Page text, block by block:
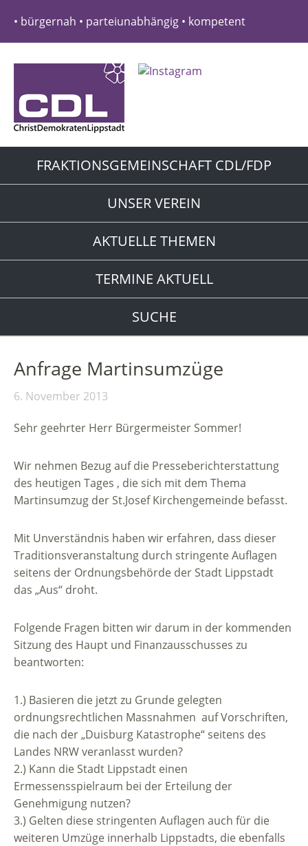
• bürgernah • parteiunabhängig • kompetent
FRAKTIONSGEMEINSCHAFT CDL/FDP
UNSER VEREIN
AKTUELLE THEMEN
TERMINE AKTUELL
SUCHE
Anfrage Martinsumzüge
6. November 2013
Sehr geehrter Herr Bürgermeister Sommer!
Wir nehmen Bezug auf die Presseberichterstattung
des heutigen Tages , die sich mit dem Thema
Martinsumzug der St.Josef Kirchengemeinde befasst.
Mit Unverständnis haben wir erfahren, dass dieser
Traditionsveranstaltung durch stringente Auflagen
seitens der Ordnungsbehörde der Stadt Lippstadt
das „Aus“ droht.
Folgende Fragen bitten wir darum in der kommenden
Sitzung des Haupt und Finanzausschusses zu
beantworten:
1.) Basieren die jetzt zu Grunde gelegten
ordnungsrechtlichen Massnahmen auf Vorschriften,
die nach der „Duisburg Katastrophe“ seitens des
Landes NRW veranlasst wurden?
2.) Kann die Stadt Lippstadt einen
Ermessensspielraum bei der Erteilung der
Genehmigung nutzen?
3.) Gelten diese stringenten Auflagen auch für die
weiteren Umzüge innerhalb Lippstadts, die ebenfalls